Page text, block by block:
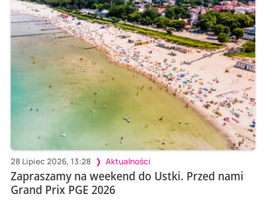
28 Lipiec 2026, 13:28 Aktualności
Zapraszamy na weekend do Ustki. Przed nami
Grand Prix PGE 2026